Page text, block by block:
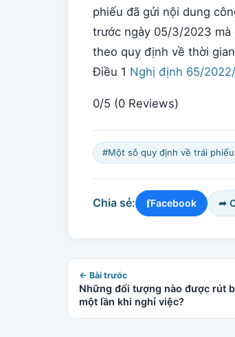
phiếu đã gửi nội dung
trước ngày 05/3/2023
theo quy định về thời
Điều 1 Nghị định 65/
0/5 (0 Reviews)
#Một sô quy định về trái phiếu
Chia sẻ: fFacebook ➦
← Bài trước
Những đối tượng nào được rút
một lần khi nghỉ việc?